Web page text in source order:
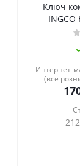
Ключ
INGCO
Интернет-
(все